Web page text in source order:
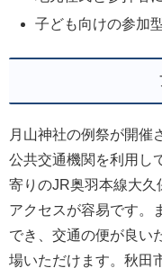
子ども向けの参加
月山神社の例祭が開催
公共交通機関を利用し
寄りのJR奥羽本線大久
アクセスが容易です。
でき、交通の便が良い
場いただけます。秋田